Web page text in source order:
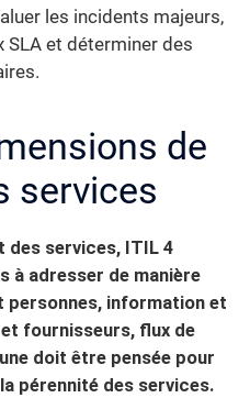
les incidents majeurs,
SLA et déterminer des
de
services
des services, ITIL 4
à adresser de manière
personnes, information et
fournisseurs, flux de
doit être pensée pour
pérennité des services.